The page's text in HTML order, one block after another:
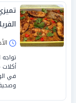
الأحد 23/
في